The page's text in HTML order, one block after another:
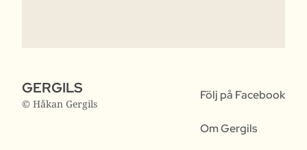
GERGILS
© Håkan Gergils
Följ på Facebook
Om Gergils